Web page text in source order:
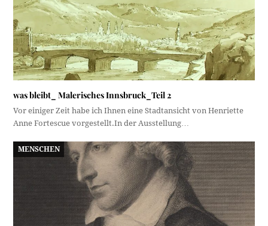
was bleibt_ Malerisches Innsbruck_Teil 2
Vor einiger Zeit habe ich Ihnen eine Stadtansicht von Henriette
Anne Fortescue vorgestellt.In der Ausstellung…
MENSCHEN